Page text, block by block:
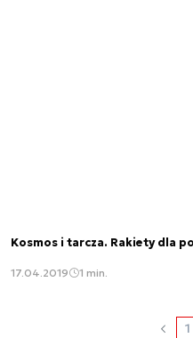
Kosmos i tarcza. Rakiety dla
17.04.2019 1 min.
1